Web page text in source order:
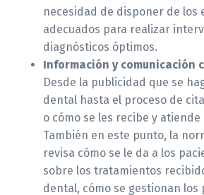
necesidad de disponer de los
adecuados para realizar
diagnósticos óptimos.
Información y comunicación
Desde la publicidad que se
dental hasta el proceso de
o cómo se les recibe y
También en este punto, la
revisa cómo se le da a los
sobre los tratamientos
dental, cómo se gestionan los